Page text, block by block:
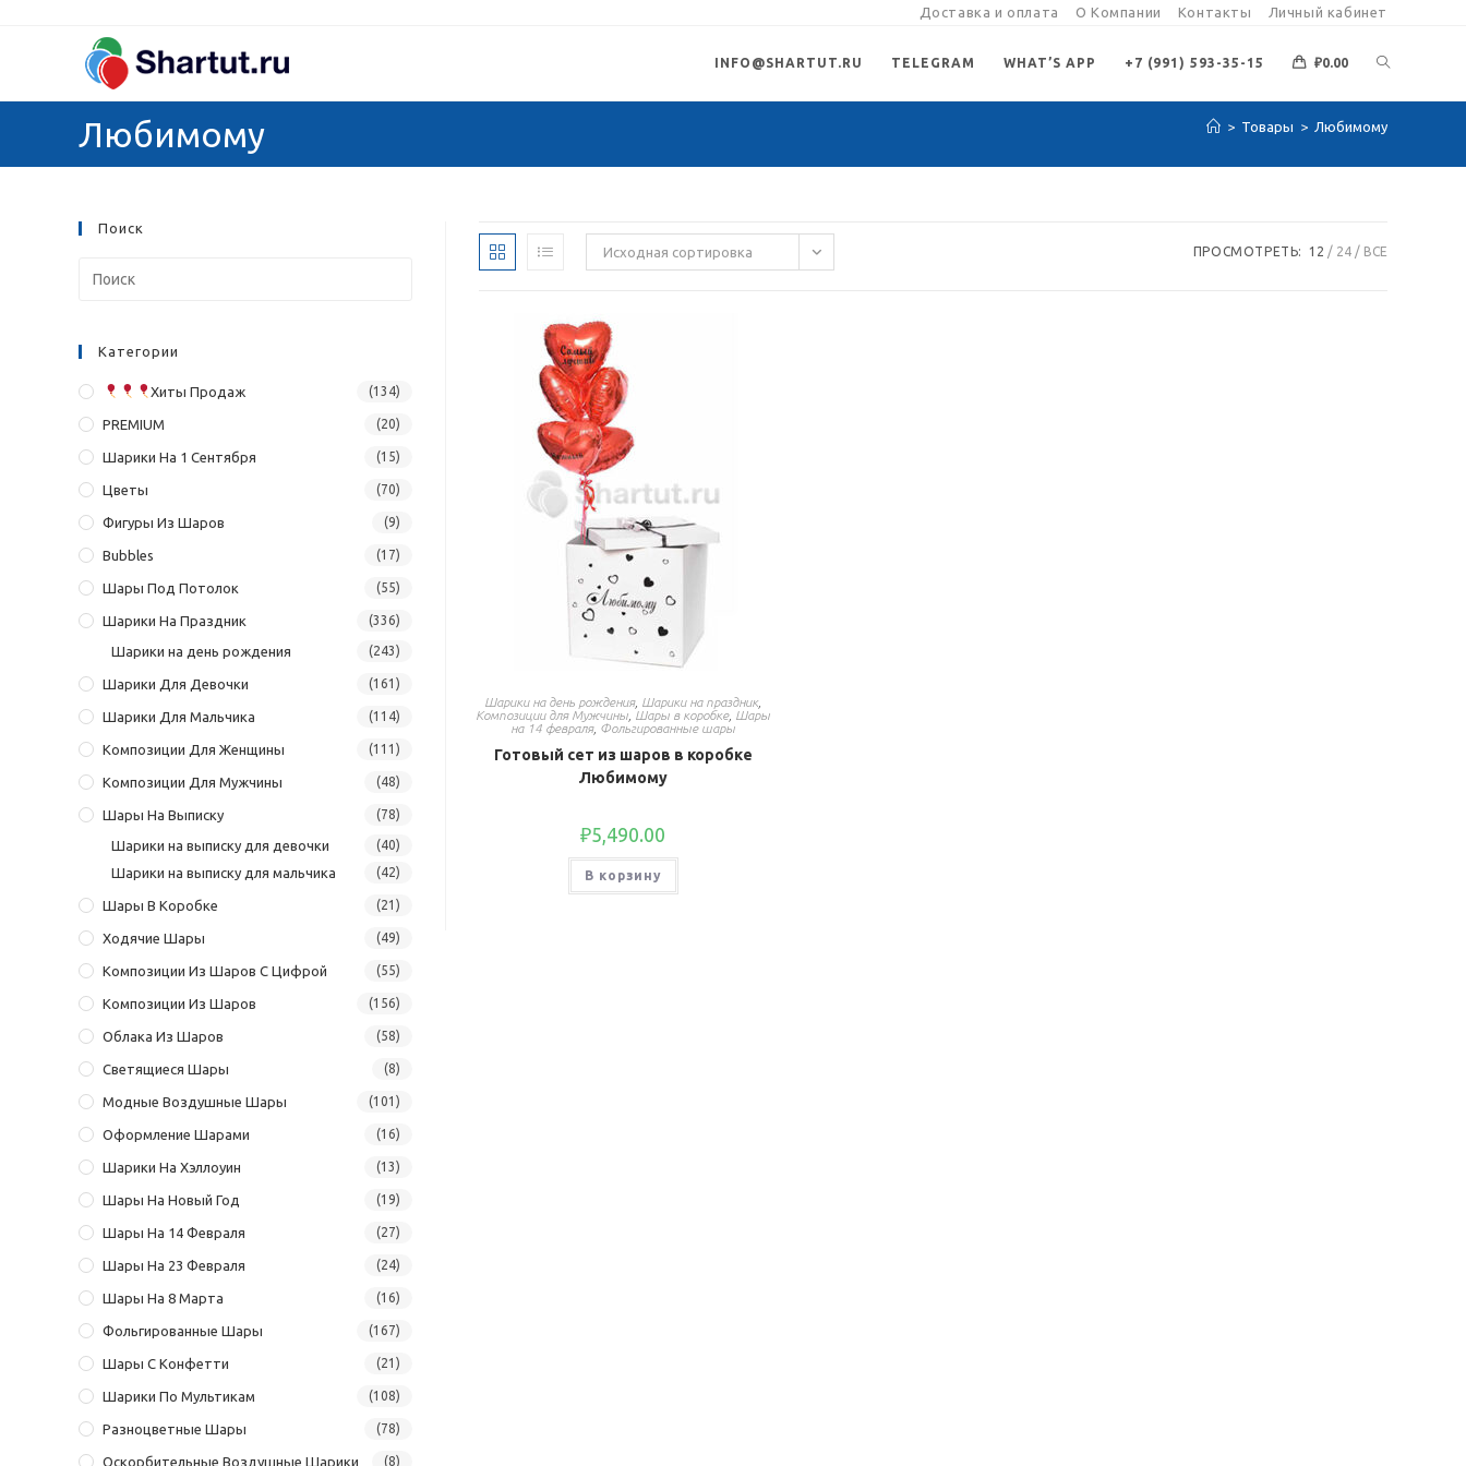
содержимому
Доставка и оплата О Компании Контакты Личный кабинет
INFO@SHARTUT.RU TELEGRAM WHAT’S APP +7 (991) 593-35-15 ₽0.00
ПОИСК
Любимому > Товары > Любимому
Исходная сортировка ПРОСМОТРЕТЬ: 12 24 ВСЕ
Шарики на день рождения, Шарики на праздник,
Композиции для Мужчины Шары в коробке, Шары
на 14 февраля, Фольгированные шары
Готовый сет из шаров в коробке
Любимому
₽5,490.00
В корзину
Поиск
Категории
Хиты Продаж (134)
PREMIUM (20)
Шарики На 1 Сентября (15)
Цветы (70)
Фигуры Из Шаров (9)
Bubbles (17)
Шары Под Потолок (55)
Шарики На Праздник (336)
Шарики на день рождения (243)
Шарики Для Девочки (161)
Шарики Для Мальчика (114)
Композиции Для Женщины (111)
Композиции Для Мужчины (48)
Шары На Выписку (78)
Шарики на выписку для девочки (40)
Шарики на выписку для мальчика (42)
Шары В Коробке (21)
Ходячие Шары (49)
Композиции Из Шаров С Цифрой (55)
Композиции Из Шаров (156)
Облака Из Шаров (58)
Светящиеся Шары (8)
Модные Воздушные Шары (101)
Оформление Шарами (16)
Шарики На Хэллоуин (13)
Шары На Новый Год (19)
Шары На 14 Февраля (27)
Шары На 23 Февраля (24)
Шары На 8 Марта (16)
Фольгированные Шары (167)
Шары С Конфетти (21)
Шарики По Мультикам (108)
Разноцветные Шары (78)
Оскорбительные Воздушные Шарики (8)